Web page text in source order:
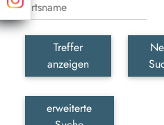
Treffer
anzeigen
erweiterte